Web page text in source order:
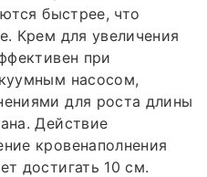
быстрее, что
Крем для увеличения
при
насосом,
для роста длины
Действие
кровенаполнения
достигать 10 см.